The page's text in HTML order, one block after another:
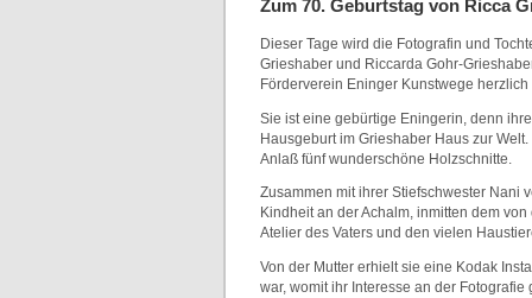
Zum 70. Geburtstag von Ricca
Dieser Tage wird die Fotografin und
Grieshaber und Riccarda Gohr-
Förderverein Eninger Kunstwege herzlich
Sie ist eine gebürtige Eningerin, denn
Hausgeburt im Grieshaber Haus zur
Anlaß fünf wunderschöne Holzschnitte.
Zusammen mit ihrer Stiefschwester Nani
Kindheit an der Achalm, inmitten dem
Atelier des Vaters und den vielen
Von der Mutter erhielt sie eine Kodak
war, womit ihr Interesse an der